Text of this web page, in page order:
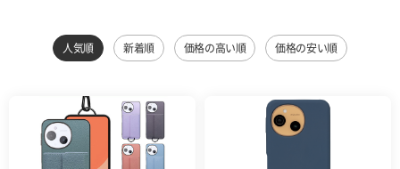
人気順 新着順 価格の高い順 価格の安い順